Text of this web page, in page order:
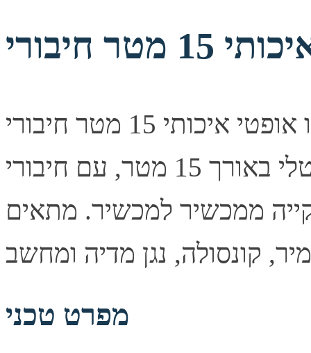
כבל אודיו אופטי איכותי 15 מטר חיבורי TOSLINK תיאור קצר
כבל אודיו אופטי דיגיטלי באורך 15 מטר, עם חיבורי TOSLINK
ממכשיר למכשיר. מתאים
מפרט טכני